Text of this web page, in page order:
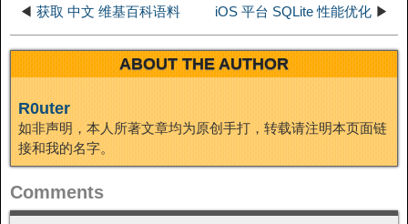
◀ 获取 中文 维基百科语料 iOS 平台 SQLite 性能优化 ▶
ABOUT THE AUTHOR
R0uter
如非声明，本人所著文章均为原创手打，转载请注明本页面链
接和我的名字。
Comments